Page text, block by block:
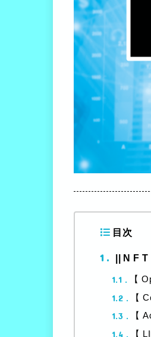
目次
1 || N F T
1.1 【
1.2 【
1.3 【
1.4 【